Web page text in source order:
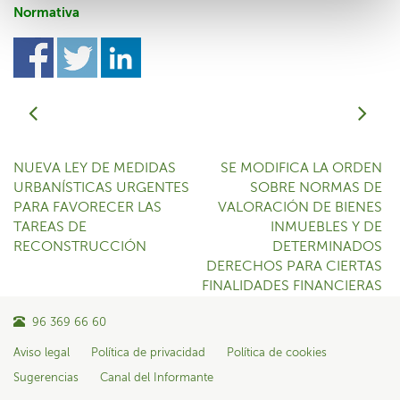
Normativa
NUEVA LEY DE MEDIDAS
URBANÍSTICAS URGENTES
PARA FAVORECER LAS
TAREAS DE
RECONSTRUCCIÓN
SE MODIFICA LA ORDEN
SOBRE NORMAS DE
VALORACIÓN DE BIENES
INMUEBLES Y DE
DETERMINADOS
DERECHOS PARA CIERTAS
FINALIDADES FINANCIERAS
96 369 66 60
Aviso legal Política de privacidad Política de cookies
Sugerencias Canal del Informante